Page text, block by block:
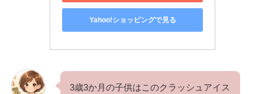
Yahoo!ショッピングで見る
3歳3か月の子供はこのクラッシュアイス